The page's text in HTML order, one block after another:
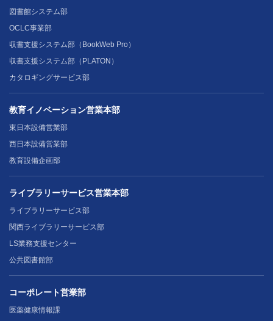
図書館システム部
OCLC事業部
収書支援システム部（BookWeb Pro）
収書支援システム部（PLATON）
カタロギングサービス部
教育イノベーション営業本部
東日本設備営業部
西日本設備営業部
教育設備企画部
ライブラリーサービス営業本部
ライブラリーサービス部
関西ライブラリーサービス部
LS業務支援センター
公共図書館部
コーポレート営業部
医薬健康情報課